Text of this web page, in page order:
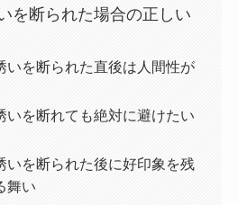
を断られた場合の正しい
いを断られた直後は人間性が
いを断れても絶対に避けたい
いを断られた後に好印象を残
舞い